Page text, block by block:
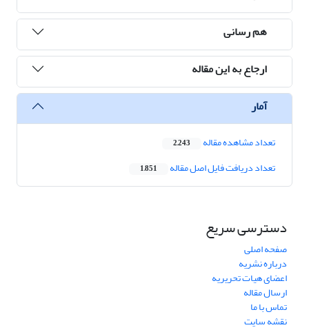
هم رسانی
ارجاع به این مقاله
آمار
تعداد مشاهده مقاله 2,243
تعداد دریافت فایل اصل مقاله 1,851
دسترسی سریع
صفحه اصلی
درباره نشریه
اعضای هیات تحریریه
ارسال مقاله
تماس با ما
نقشه سایت